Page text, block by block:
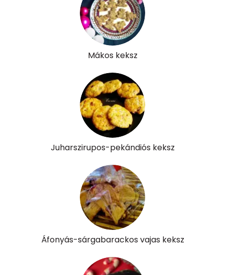
Mákos keksz
Juharszirupos-pekándiós keksz
Áfonyás-sárgabarackos vajas keksz